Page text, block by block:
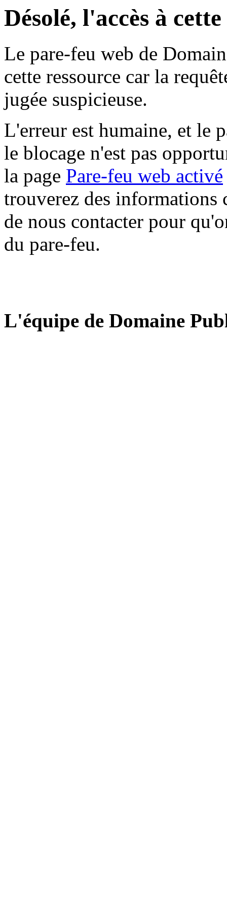
Désolé, l'accès à
Le pare-feu web de
cette ressource car la
jugée suspicieuse.
L'erreur est humaine, et le
le blocage n'est pas
la page Pare-feu web activé
trouverez des informations
de nous contacter pour
du pare-feu.
L'équipe de Domaine